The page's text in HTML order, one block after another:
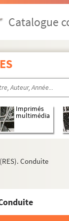
Catalogue
Imprimés
multimédia
Conduite
septembre :
: drame en 5 actes.
: comédie en 3
le saltimbanque
Roule-ta-bosse
Halévy et Albert
des Indes :
: pièce en 3
en 5 actes et
Une sacrée